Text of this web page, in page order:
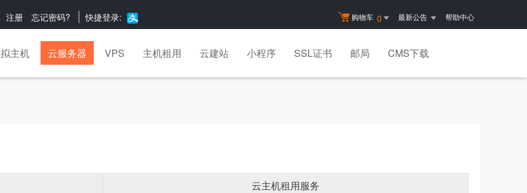
购物车 0 最新公告 帮助中心
注册 忘记密码? 快捷登录:
主机 云服务器 VPS 主机租用 云建站 小程序 SSL证书 邮局 CMS下载
云主机租用服务